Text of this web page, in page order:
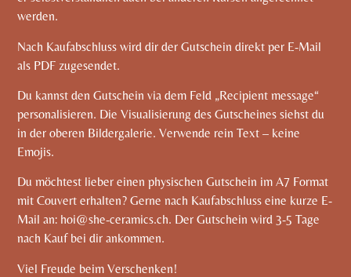
werden.
Nach Kaufabschluss wird dir der Gutschein direkt per E-Mail
als PDF zugesendet.
Du kannst den Gutschein via dem Feld „Recipient message“
personalisieren. Die Visualisierung des Gutscheines siehst du
in der oberen Bildergalerie. Verwende rein Text – keine
Emojis.
Du möchtest lieber einen physischen Gutschein im A7 Format
mit Couvert erhalten? Gerne nach Kaufabschluss eine kurze E-
Mail an: hoi@she-ceramics.ch. Der Gutschein wird 3-5 Tage
nach Kauf bei dir ankommen.
Viel Freude beim Verschenken!